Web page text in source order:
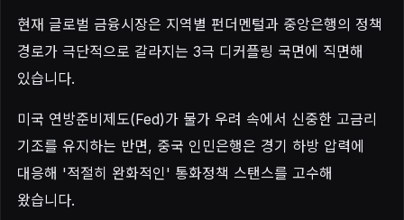
현재 글로벌 금융시장은 지역별 펀더멘털과 중앙은행의 정책
경로가 극단적으로 갈라지는 3극 디커플링 국면에 직면해
있습니다.
미국 연방준비제도(Fed)가 물가 우려 속에서 신중한 고금리
기조를 유지하는 반면, 중국 인민은행은 경기 하방 압력에
대응해 '적절히 완화적인' 통화정책 스탠스를 고수해
왔습니다.